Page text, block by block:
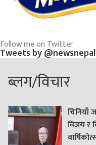
Follow me on Twitter
Tweets by
ब्लग/विचार
चिनियाँ
विजय र